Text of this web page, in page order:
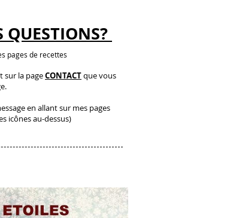
QUESTIONS?
pages de recettes
sur la pageCONTACTque vous
en allant sur mes pages
icônes au-dessus)